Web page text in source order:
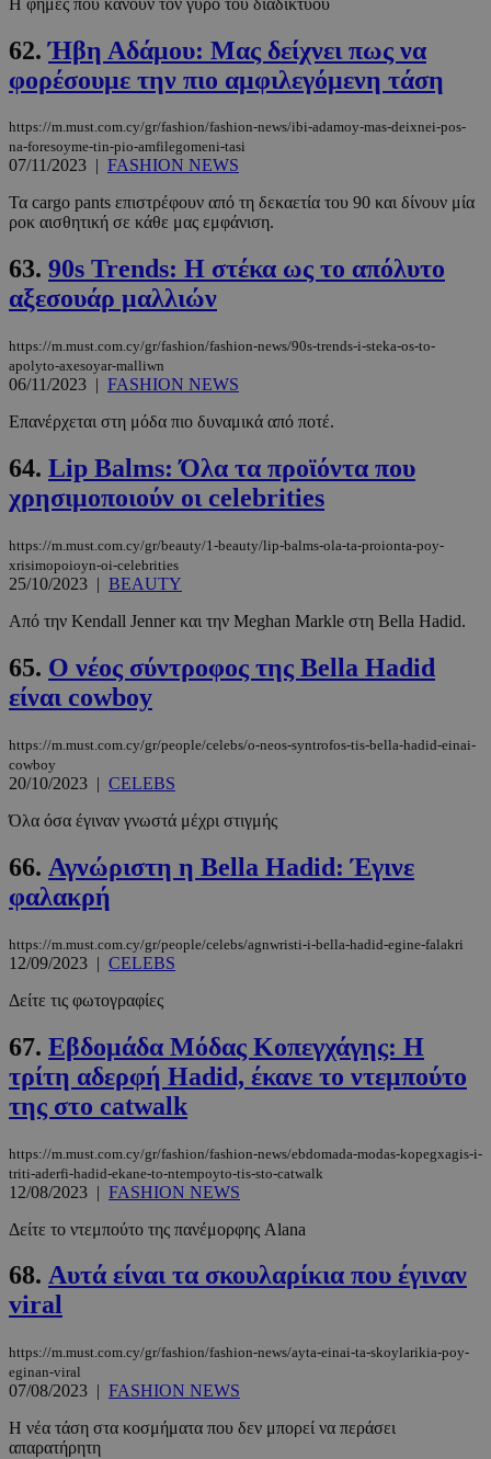
62.Ήβη Αδάμου: Μας δείχνει πως να
φορέσουμε την πιο αμφιλεγόμενη τάση
https://m.must.com.cy/gr/fashion/fashion-news/ibi-adamoy-mas-deixnei-pos-
na-foresoyme-tin-pio-amfilegomeni-tasi
07/11/2023 | FASHION NEWS
Τα cargo pants επιστρέφουν από τη δεκαετία του 90 και δίνουν μία
ροκ αισθητική σε κάθε μας εμφάνιση.
63. 90s Trends: Η στέκα ως το απόλυτο
αξεσουάρ μαλλιών
https://m.must.com.cy/gr/fashion/fashion-news/90s-trends-i-steka-os-to-
apolyto-axesoyar-malliwn
06/11/2023 | FASHION NEWS
Επανέρχεται στη μόδα πιο δυναμικά από ποτέ.
64. Lip Balms: Όλα τα προϊόντα που
χρησιμοποιούν οι celebrities
https://m.must.com.cy/gr/beauty/1-beauty/lip-balms-ola-ta-proionta-poy-
xrisimopoioyn-oi-celebrities
25/10/2023 | BEAUTY
Από την Kendall Jenner και την Meghan Markle στη Bella Hadid.
65. Ο νέος σύντροφος της Bella Hadid
είναι cowboy
https://m.must.com.cy/gr/people/celebs/o-neos-syntrofos-tis-bella-hadid-einai-
cowboy
20/10/2023 | CELEBS
Όλα όσα έγιναν γνωστά μέχρι στιγμής
66. Αγνώριστη η Bella Hadid: Έγινε
φαλακρή
https://m.must.com.cy/gr/people/celebs/agnwristi-i-bella-hadid-egine-falakri
12/09/2023 | CELEBS
Δείτε τις φωτογραφίες
67. Εβδομάδα Μόδας Κοπεγχάγης: Η
τρίτη αδερφή Hadid, έκανε το ντεμπούτο
της στο catwalk
https://m.must.com.cy/gr/fashion/fashion-news/ebdomada-modas-kopegxagis-i-
triti-aderfi-hadid-ekane-to-ntempoyto-tis-sto-catwalk
12/08/2023 | FASHION NEWS
Δείτε το ντεμπούτο της πανέμορφης Alana
68. Αυτά είναι τα σκουλαρίκια που έγιναν
viral
https://m.must.com.cy/gr/fashion/fashion-news/ayta-einai-ta-skoylarikia-poy-
eginan-viral
07/08/2023 | FASHION NEWS
Η νέα τάση στα κοσμήματα που δεν μπορεί να περάσει
απαρατήρητη